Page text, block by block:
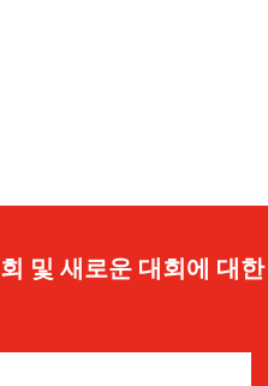
및 새로운 대회에 대